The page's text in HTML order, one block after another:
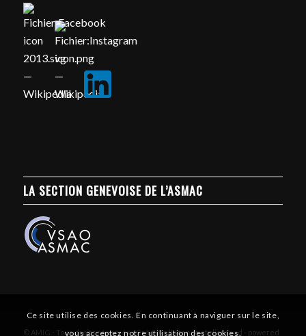
LA SECTION GENEVOISE DE L’ASMAC
© AMIG - Tous droits réservés - Créé par l'agence atelierssud - powered
Ce site utilise des cookies. En continuant à naviguer sur le site,
vous acceptez notre utilisation des cookies.